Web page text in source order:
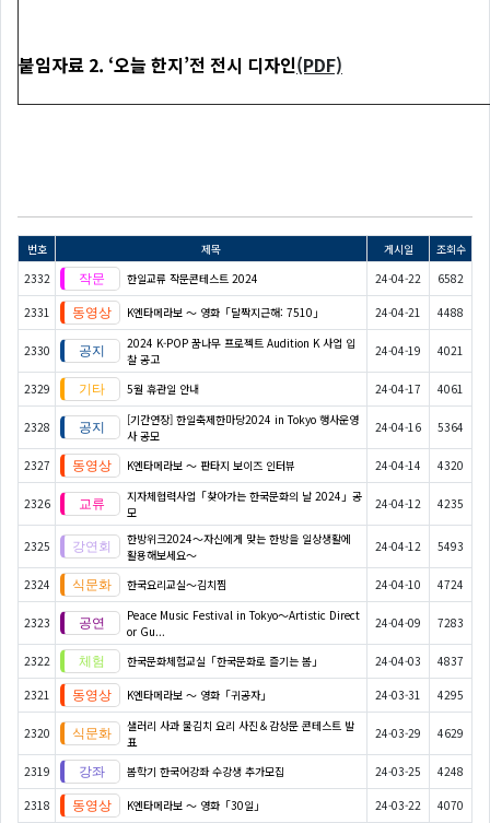
붙임자료 2. ‘오늘 한지’전 전시 디자인(PDF)
번호 제목 게시일
조회수
2332
한일교류 작문콘테스트 2024 24-04-22 6582
2331 K엔타메라보 ～ 영화「달짝지근해: 7510」 24-04-21 4488
2330
2024 K-POP 꿈나무 프로젝트 Audition K 사업 입
찰 공고
24-04-19 4021
2329 5월 휴관일 안내 24-04-17 4061
2328
[기간연장] 한일축제한마당2024 in Tokyo 행사운영
사 공모
24-04-16 5364
2327 K엔타메라보 ～ 판타지 보이즈 인터뷰 24-04-14 4320
2326
지자체협력사업「찾아가는 한국문화의 날 2024」공
모
24-04-12 4235
2325
한방위크2024～자신에게 맞는 한방을 일상생활에
활용해보세요～
24-04-12 5493
2324 한국요리교실〜김치찜 24-04-10 4724
2323
Peace Music Festival in Tokyo～Artistic Direct
or Gu...
24-04-09 7283
2322 한국문화체험교실「한국문화로 즐기는 봄」 24-04-03 4837
2321 K엔타메라보 ～ 영화「귀공자」 24-03-31 4295
2320
샐러리 사과 물김치 요리 사진＆감상문 콘테스트 발
표
24-03-29 4629
2319 봄학기 한국어강좌 수강생 추가모집 24-03-25 4248
2318 K엔타메라보 ～ 영화「30일」 24-03-22 4070